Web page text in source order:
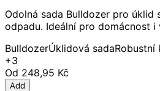
Odolná sada Bulldozer pro úklid
odpadu. Ideální pro domácnost i
BulldozerÚklidová sadaRobustní
+3
Od 248,95 Kč
Add